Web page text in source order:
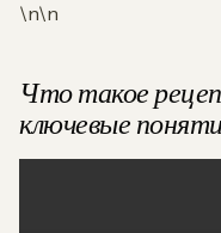
\n\n
Что такое
ключевые